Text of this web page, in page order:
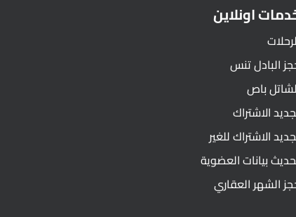
اونلاين
البادل تنس
باص
الاشتراك
الاشتراك للغير
بيانات العضوية
الشهر العقاري